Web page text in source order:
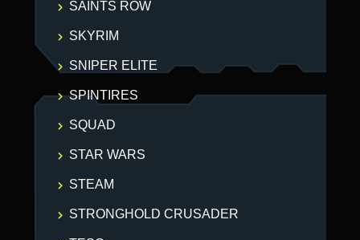
SAINTS ROW
SKYRIM
SNIPER ELITE
SPINTIRES
SQUAD
STAR WARS
STEAM
STRONGHOLD CRUSADER